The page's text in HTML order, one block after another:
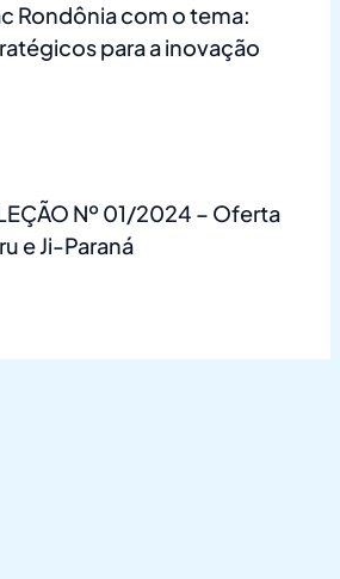
Rondônia com o tema:
para a inovação
Nº 01/2024 – Oferta
e Ji-Paraná